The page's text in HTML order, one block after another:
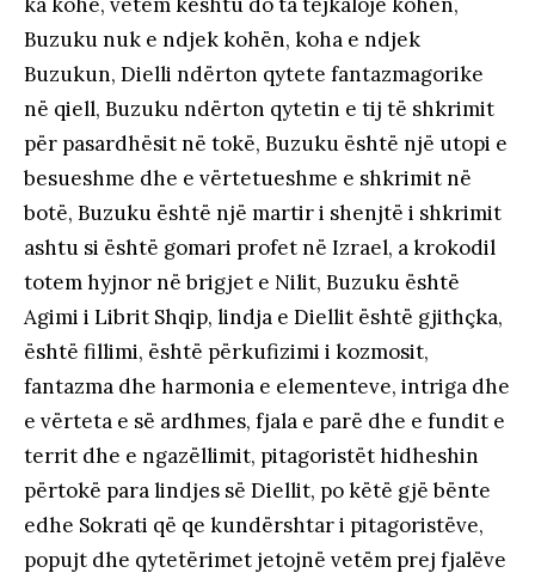
Buzuku nuk e ndjek kohën, koha e ndjek
Buzukun, Dielli ndërton qytete fantazmagorike
në qiell, Buzuku ndërton qytetin e tij të shkrimit
për pasardhësit në tokë, Buzuku është një utopi e
besueshme dhe e vërtetueshme e shkrimit në
botë, Buzuku është një martir i shenjtë i shkrimit
ashtu si është gomari profet në Izrael, a krokodil
totem hyjnor në brigjet e Nilit, Buzuku është
Agimi i Librit Shqip, lindja e Diellit është gjithçka,
është fillimi, është përkufizimi i kozmosit,
fantazma dhe harmonia e elementeve, intriga dhe
e vërteta e së ardhmes, fjala e parë dhe e fundit e
territ dhe e ngazëllimit, pitagoristët hidheshin
përtokë para lindjes së Diellit, po këtë gjë bënte
edhe Sokrati që qe kundërshtar i pitagoristëve,
popujt dhe qytetërimet jetojnë vetëm prej fjalëve